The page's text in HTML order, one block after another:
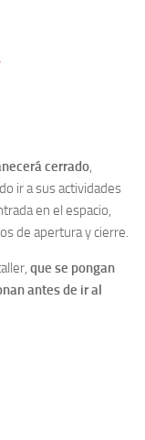
cerrado,
ir a sus actividades
en el espacio,
de apertura y cierre.
que se pongan
antes de ir al